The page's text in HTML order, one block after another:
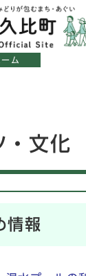
ーム
・文化
情報